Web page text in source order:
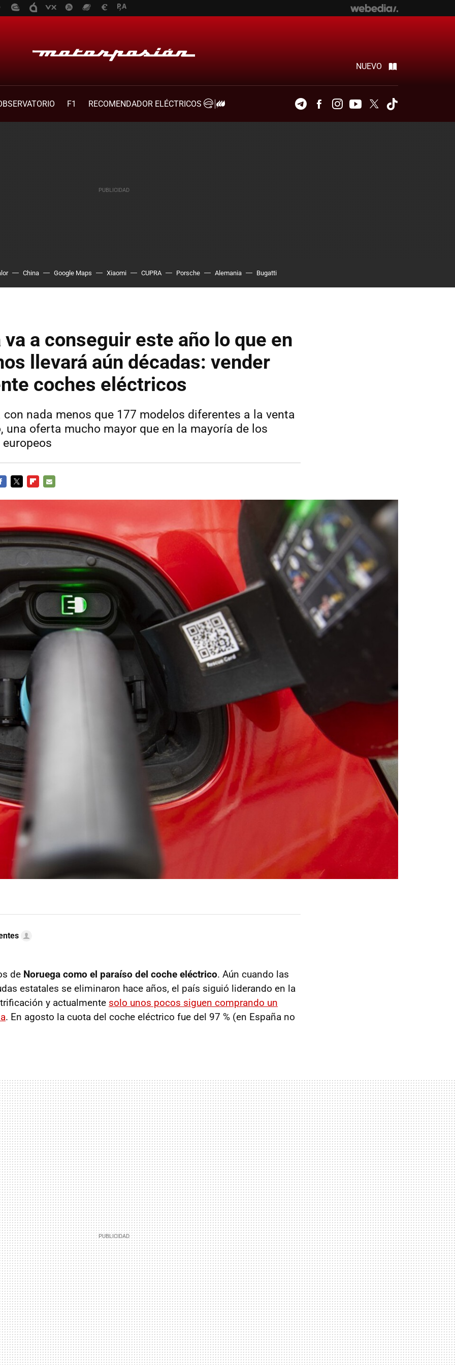
NUEVO
F1 RECOMENDADOR ELÉCTRICOS TelegramFacebookInstagramYoutubeTwitter
China Google Maps Xiaomi CUPRA Porsche Alemania Bugatti
a conseguir este año lo que en
llevará aún décadas: vender
coches eléctricos
nada menos que 177 modelos diferentes a la venta
una oferta mucho mayor que en la mayoría de los
de Noruega como el paraíso del coche eléctrico. Aún cuando las
estatales se eliminaron hace años, el país siguió liderando en la
y actualmente solo unos pocos siguen comprando un
. En agosto la cuota del coche eléctrico fue del 97 % (en España no